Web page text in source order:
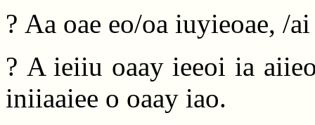
? Aa oae eo/oa iuyieoae, /
? A ieiiu oaay ieeoi ia
iniiaaiee o oaay iao.